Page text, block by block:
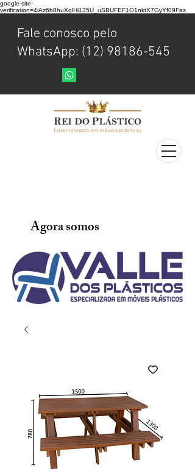
google-site-
verification=4iAz6b8huXqlHi135U_uSBUFEF1O1nktX7GyYf09Fas
Fale conosco pelo
WhatsApp: (12) 98186-545
Agora somos